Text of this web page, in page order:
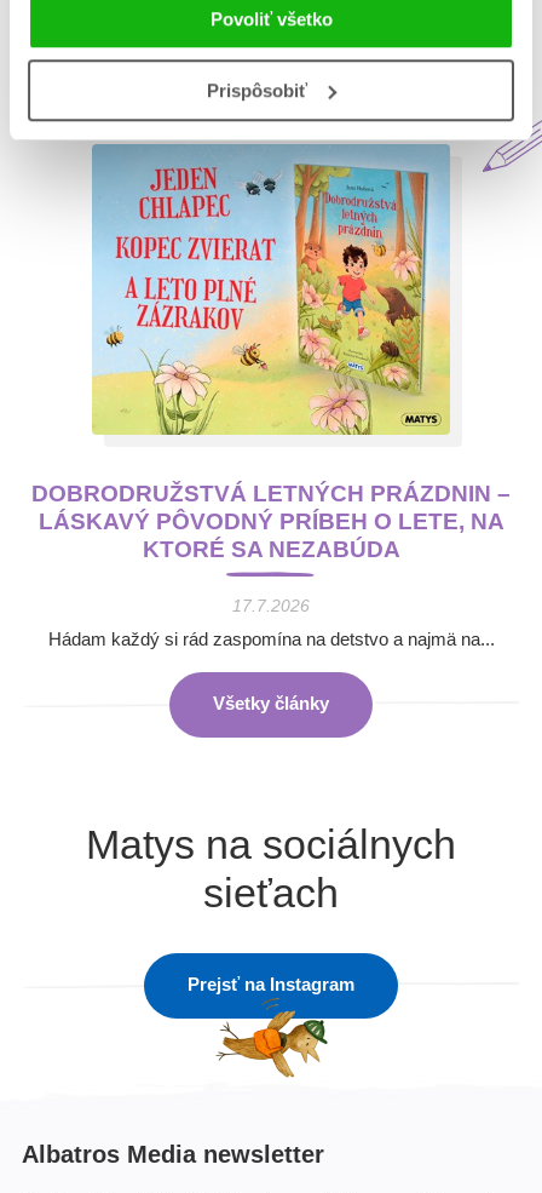
Povoliť všetko
Prispôsobiť
Aktuálne na blogu Matys
DOBRODRUŽSTVÁ LETNÝCH PRÁZDNIN –
LÁSKAVÝ PÔVODNÝ PRÍBEH O LETE, NA
KTORÉ SA NEZABÚDA
17.7.2026
Hádam každý si rád zaspomína na detstvo a najmä na...
Všetky články
Matys na sociálnych
sieťach
Prejsť na Instagram
Albatros Media newsletter